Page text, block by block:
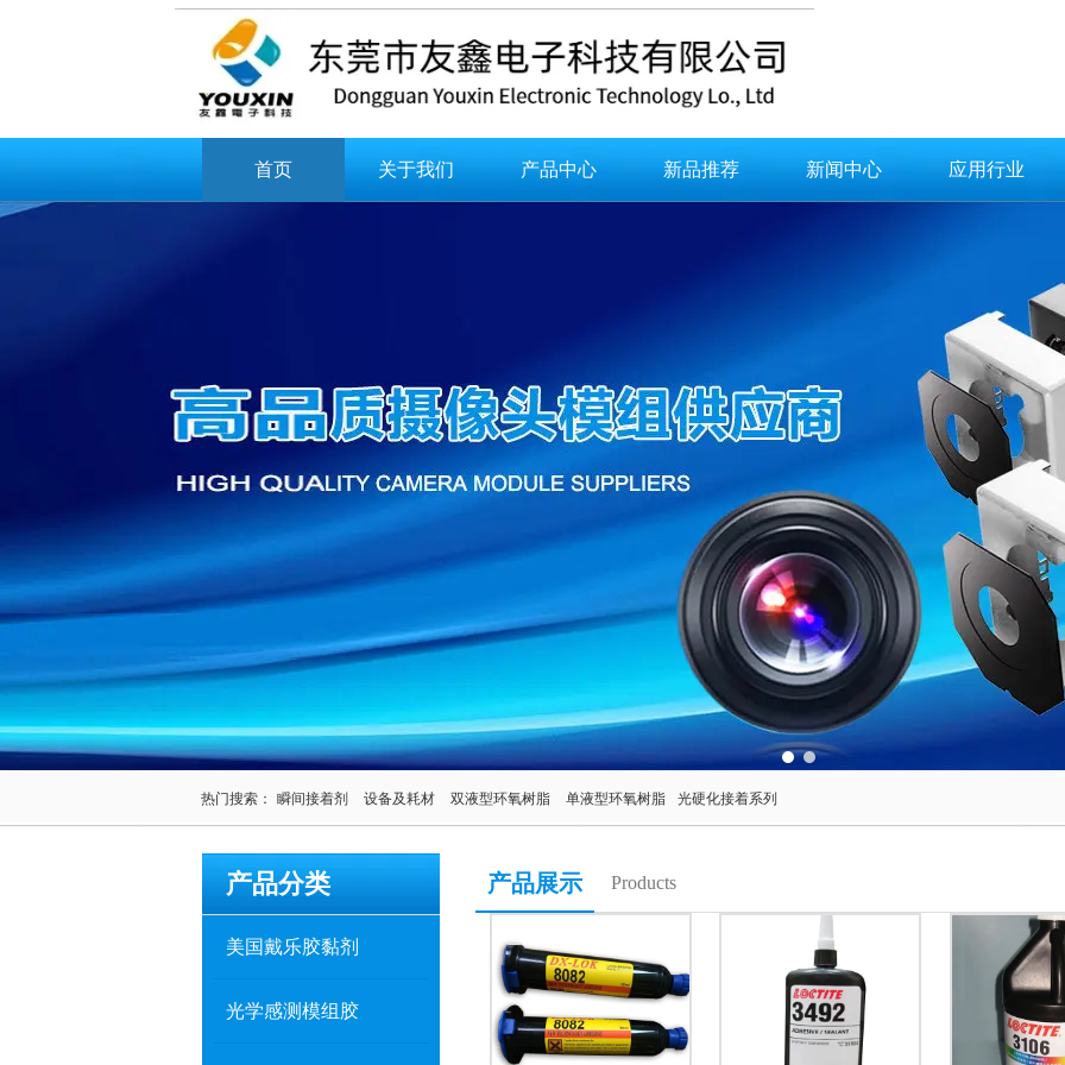
首页 关于我们 产品中心 新品推荐 新闻中心 应用行业
热门搜索： 瞬间接着剂 设备及耗材 双液型环氧树脂 单液型环氧树脂 光硬化接着系列
产品分类
美国戴乐胶黏剂
光学感测模组胶
产品展示 Products